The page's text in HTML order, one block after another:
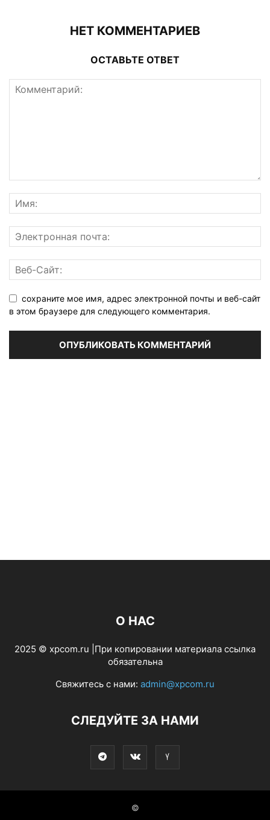
НЕТ КОММЕНТАРИЕВ
ОСТАВЬТЕ ОТВЕТ
сохраните мое имя, адрес электронной почты и веб-сайт
в этом браузере для следующего комментария.
О НАС
2025 © xpcom.ru |При копировании материала ссылка
обязательна
Свяжитесь с нами: admin@xpcom.ru
СЛЕДУЙТЕ ЗА НАМИ
©